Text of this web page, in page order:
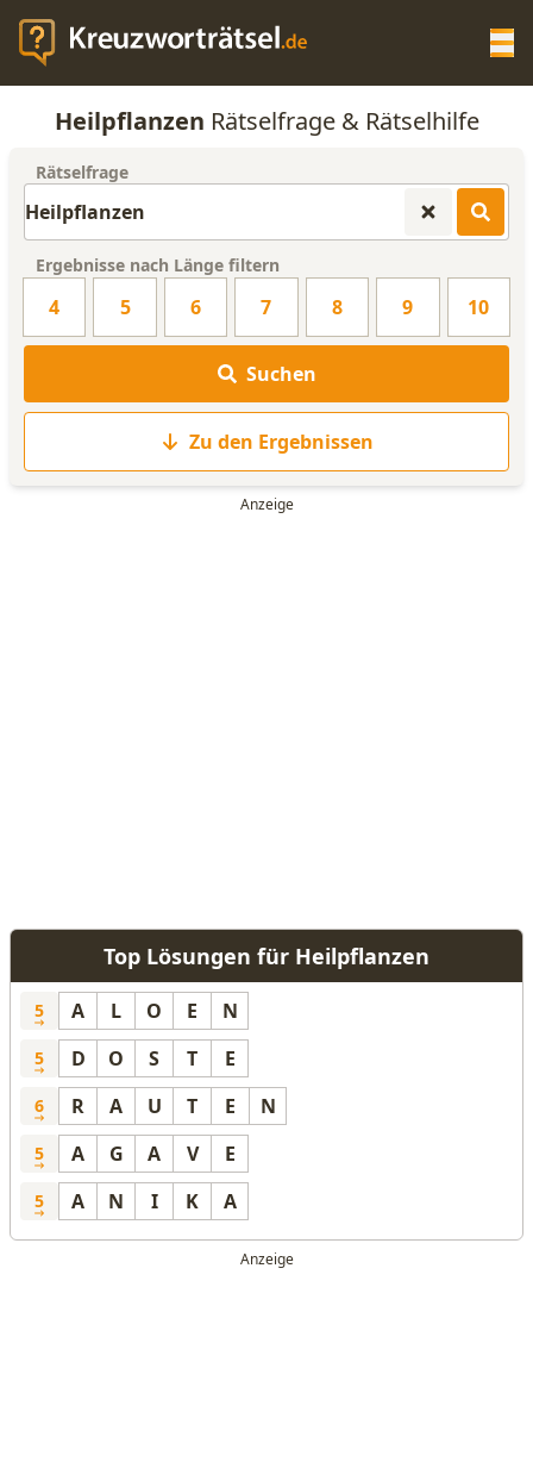
KREUZWORTRÄTSEL-HILFE
WORTLISTE
Heilpflanzen Rätselfrage & Rätselhilfe
Rätselfrage
Ergebnisse nach Länge filtern
4 5 6 7 8 9 10
Suchen
Zu den Ergebnissen
Top Lösungen für Heilpflanzen
5 A L O E N
5 D O S T E
6 R A U T E N
5 A G A V E
5 A N I K A